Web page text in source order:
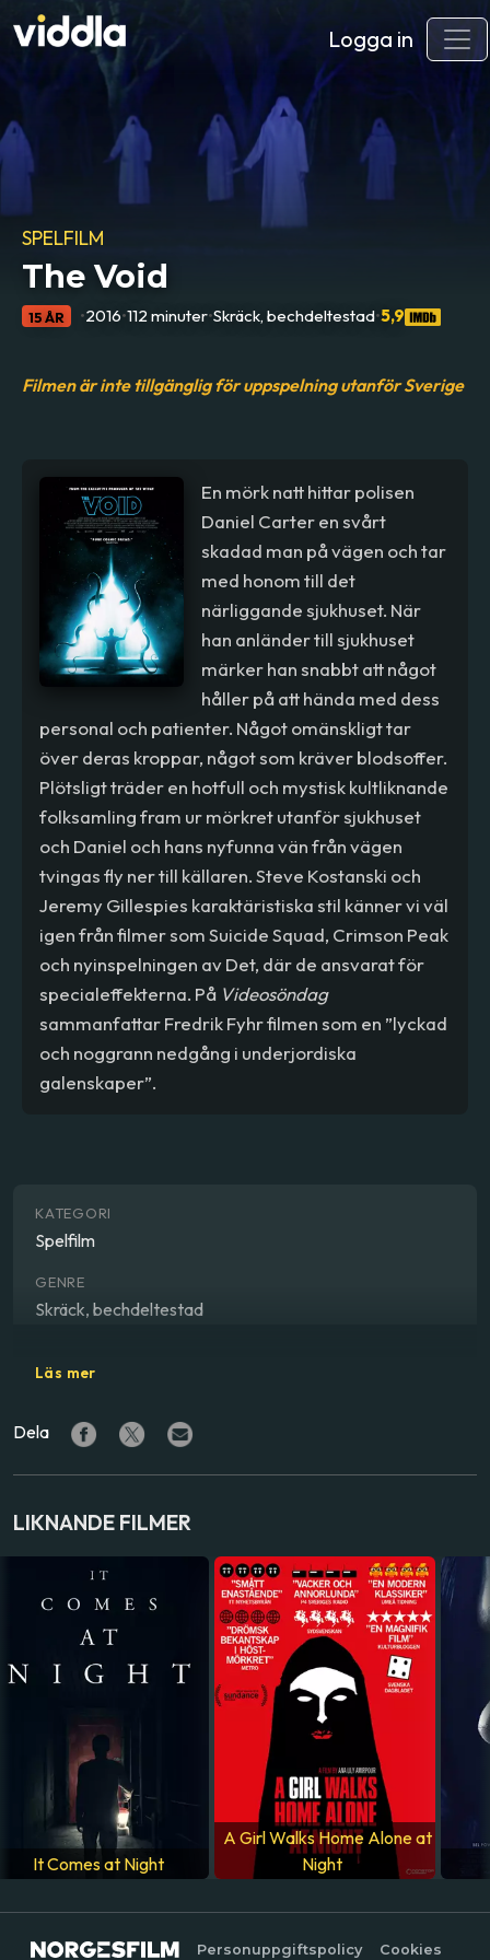
Logga in
SPELFILM
The Void
15 ÅR •2016•112 minuter•Skräck, bechdeltestad•5,9
Filmen är inte tillgänglig för uppspelning utanför Sverige
En mörk natt hittar polisen
Daniel Carter en svårt
skadad man på vägen och tar
med honom till det
närliggande sjukhuset. När
han anländer till sjukhuset
märker han snabbt att något
håller på att hända med dess
personal och patienter. Något omänskligt tar
över deras kroppar, något som kräver blodsoffer.
Plötsligt träder en hotfull och mystisk kultliknande
folksamling fram ur mörkret utanför sjukhuset
och Daniel och hans nyfunna vän från vägen
tvingas fly ner till källaren. Steve Kostanski och
Jeremy Gillespies karaktäristiska stil känner vi väl
igen från filmer som Suicide Squad, Crimson Peak
och nyinspelningen av Det, där de ansvarat för
specialeffekterna. På Videosöndag
sammanfattar Fredrik Fyhr filmen som en ”lyckad
och noggrann nedgång i underjordiska
galenskaper”.
KATEGORI
Spelfilm
GENRE
Skräck, bechdeltestad
Jeremy Gillespie
SKÅDESPELARE
USA
SPRÅK
Läs mer
Dela
LIKNANDE FILMER
It Comes at Night
A Girl Walks Home Alone at
Night
Personuppgiftspolicy Cookies